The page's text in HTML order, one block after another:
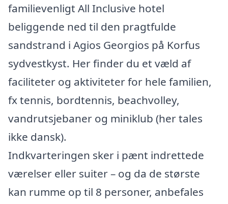
familievenligt All Inclusive hotel
beliggende ned til den pragtfulde
sandstrand i Agios Georgios på Korfus
sydvestkyst. Her finder du et væld af
faciliteter og aktiviteter for hele familien,
fx tennis, bordtennis, beachvolley,
vandrutsjebaner og miniklub (her tales
ikke dansk).
Indkvarteringen sker i pænt indrettede
værelser eller suiter – og da de største
kan rumme op til 8 personer, anbefales